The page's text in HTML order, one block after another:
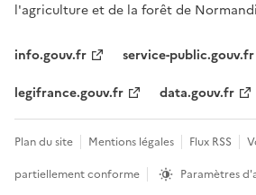
l'agriculture et de la forêt de
info.gouv.fr
service-public.gouv.fr
legifrance.gouv.fr
data.gouv.fr
Plan du site Mentions légales Flux RSS
partiellement conforme
Paramètres